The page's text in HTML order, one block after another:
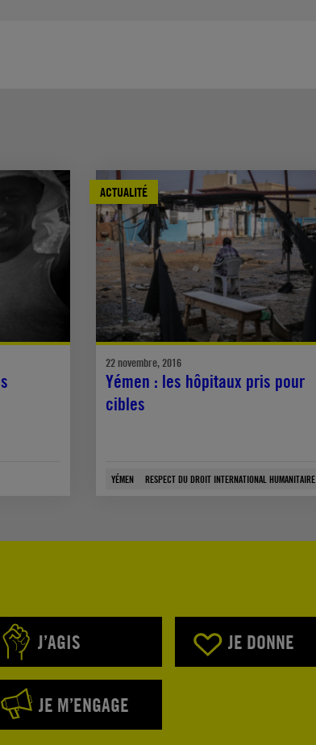
ACTUALITÉ
22 novembre, 2016
Yémen : les hôpitaux pris pour
cibles
YÉMEN RESPECT DU DROIT INTERNATIONAL HUMANITAIRE
J’AGIS JE DONNE
JE M’ENGAGE